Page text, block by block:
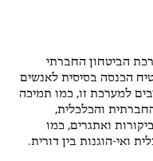
הביטחון החברתי
הכנסה בסיסית לאנשים
למערכת זו, כמו תמיכה
והכלכלית,
ואתגרים, כמו
ואי-הוגנות בין דורית.